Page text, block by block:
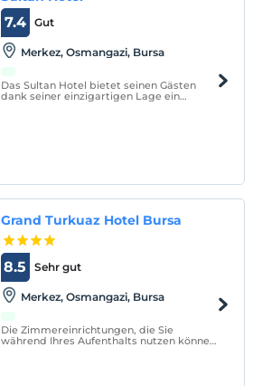
Gut
7.4
Merkez, Osmangazi, Bursa
Das Sultan Hotel bietet seinen Gästen
dank seiner einzigartigen Lage ein
Grand Turkuaz Hotel Bursa
Sehr gut
8.5
Merkez, Osmangazi, Bursa
Die Zimmereinrichtungen, die Sie
während Ihres Aufenthalts nutzen können,